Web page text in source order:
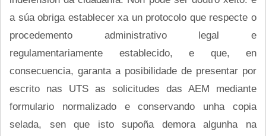
a súa obriga establecer xa un protocolo que respecte o
procedemento administrativo legal e
regulamentariamente establecido, e que, en
consecuencia, garanta a posibilidade de presentar por
escrito nas UTS as solicitudes das AEM mediante
formulario normalizado e conservando unha copia
selada, sen que isto supoña demora algunha na